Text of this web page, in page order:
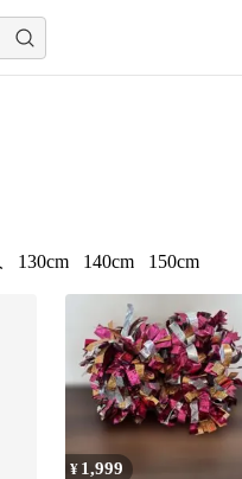
130cm 140cm 150cm
¥ 1,999